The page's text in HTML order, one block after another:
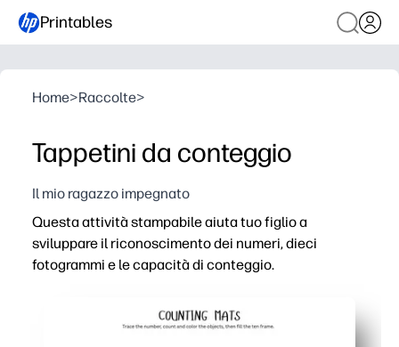
Printables
Home>Raccolte>
Tappetini da conteggio
Il mio ragazzo impegnato
Questa attività stampabile aiuta tuo figlio a
sviluppare il riconoscimento dei numeri, dieci
fotogrammi e le capacità di conteggio.
Comodità di stampa e riproduzione: basta stampare,
Le immagini a dieci fotogrammi aumentano il senso